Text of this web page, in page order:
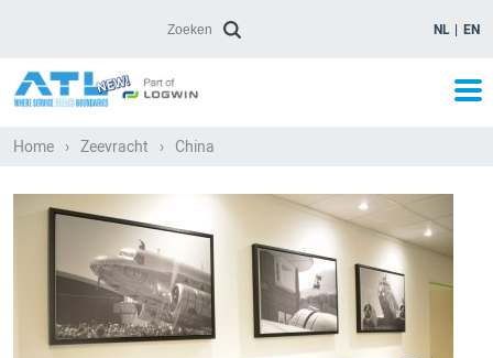
NL EN
Home › Zeevracht › China